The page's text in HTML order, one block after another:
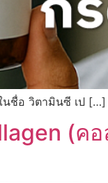
นชื่อ วิตามินซี เป […]
(ค